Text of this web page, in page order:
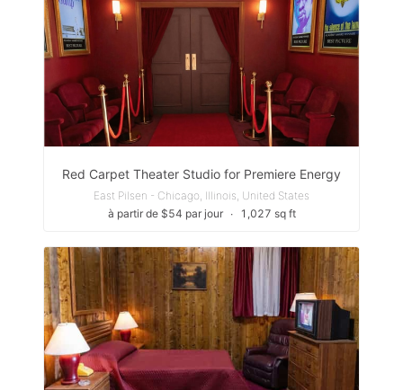
Red Carpet Theater Studio for Premiere Energy
East Pilsen - Chicago, Illinois, United States
à partir de $54 par jour
∙ 1,027 sq ft